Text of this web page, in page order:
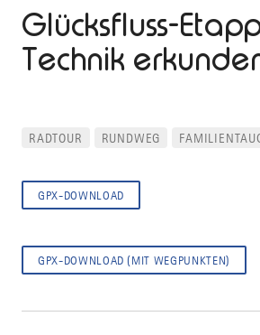
Glücksfluss-
Technik
RADTOUR RUNDWEG
GPX-DOWNLOAD
GPX-DOWNLOAD (MIT WEGPUNKTEN)